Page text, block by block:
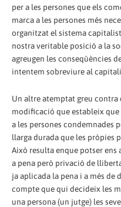
per a les persones que els
marca a les persones més
organitzat el sistema
nostra veritable posició a la
agreugen les conseqüències
intentem sobreviure al
Un altre atemptat greu contra
modificació que estableix que
a les persones condemnades
llarga durada que les pròpies
Això resulta enque potser
a pena però privació de
ja aplicada la pena i a més de
compte que qui decideix les
una persona (un jutge) les